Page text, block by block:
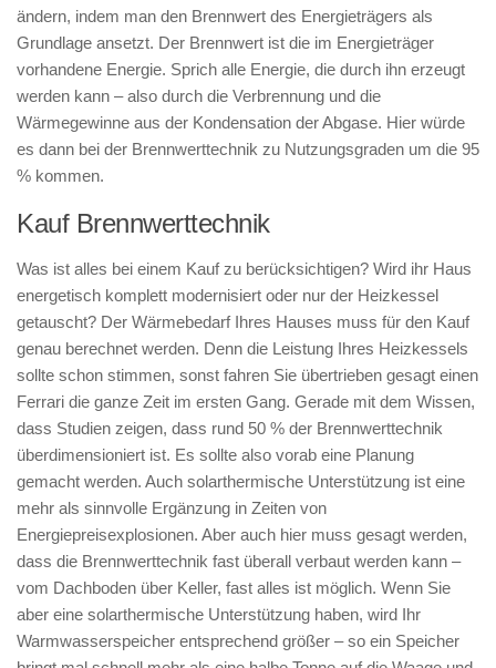
ändern, indem man den Brennwert des Energieträgers als
Grundlage ansetzt. Der Brennwert ist die im Energieträger
vorhandene Energie. Sprich alle Energie, die durch ihn erzeugt
werden kann – also durch die Verbrennung und die
Wärmegewinne aus der Kondensation der Abgase. Hier würde
es dann bei der Brennwerttechnik zu Nutzungsgraden um die 95
% kommen.
Kauf Brennwerttechnik
Was ist alles bei einem Kauf zu berücksichtigen? Wird ihr Haus
energetisch komplett modernisiert oder nur der Heizkessel
getauscht? Der Wärmebedarf Ihres Hauses muss für den Kauf
genau berechnet werden. Denn die Leistung Ihres Heizkessels
sollte schon stimmen, sonst fahren Sie übertrieben gesagt einen
Ferrari die ganze Zeit im ersten Gang. Gerade mit dem Wissen,
dass Studien zeigen, dass rund 50 % der Brennwerttechnik
überdimensioniert ist. Es sollte also vorab eine Planung
gemacht werden. Auch solarthermische Unterstützung ist eine
mehr als sinnvolle Ergänzung in Zeiten von
Energiepreisexplosionen. Aber auch hier muss gesagt werden,
dass die Brennwerttechnik fast überall verbaut werden kann –
vom Dachboden über Keller, fast alles ist möglich. Wenn Sie
aber eine solarthermische Unterstützung haben, wird Ihr
Warmwasserspeicher entsprechend größer – so ein Speicher